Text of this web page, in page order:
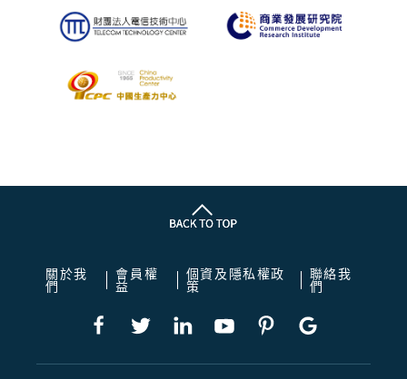
關於我
們
會員權
益
個資及隱私權政
策
聯絡我
們